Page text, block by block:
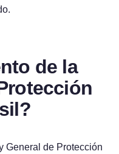
de la
General de Protección